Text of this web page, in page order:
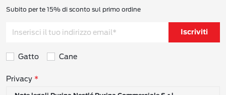
Subito per te 15% di sconto sul primo ordine
Iscriviti
Gatto Cane
Consensi sulla privacy
Privacy